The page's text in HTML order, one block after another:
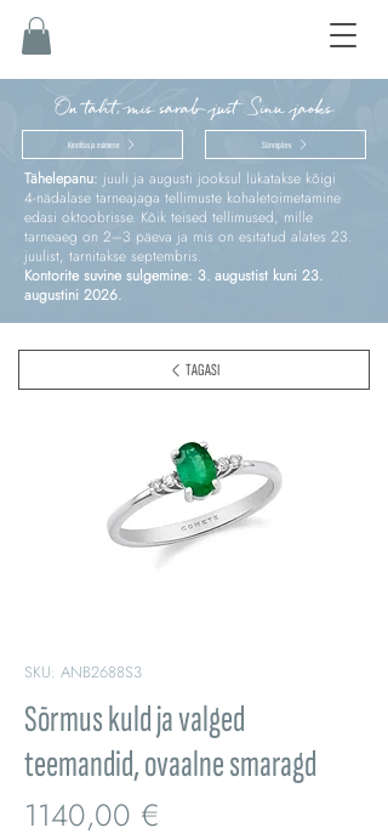
On täht, mis särab just Sinu jaoks
Kinnitus ja esimene Sünnipäev
Tähelepanu: juuli ja augusti jooksul lükatakse kõigi
4‑nädalase tarneajaga tellimuste kohaletoimetamine
edasi oktoobrisse. Kõik teised tellimused, mille
tarneaeg on 2–3 päeva ja mis on esitatud alates 23.
juulist, tarnitakse septembris.
Kontorite suvine sulgemine: 3. augustist kuni 23.
augustini 2026.
SKU: ANB2688S3
Sõrmus kuld ja valged
teemandid, ovaalne smaragd
1140,00 €
TAGASI